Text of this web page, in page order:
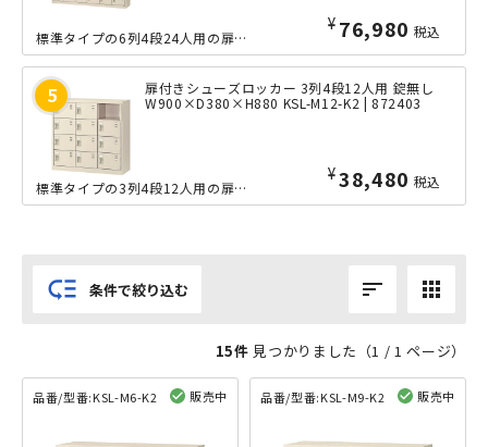
¥ 76,980 税込
標準タイプの6列4段24人用の扉付きシューズロッカーです。中身を見せない収納により、外観を損なわず、来客用のエントランスエリア等にも設置しやすいです。とても頑丈で、耐久性に優れたスチール製のシューズロ...
扉付きシューズロッカー 3列4段12人用 錠無し
W900×D380×H880 KSL-M12-K2 | 872403
¥38,480 税込
標準タイプの3列4段12人用の扉付きシューズロッカーです。中身を見せない収納により、外観を損なわず、来客用のエントランスエリア等にも設置しやすいです。とても頑丈で、耐久性に優れたスチール製のシューズロ...
low_priority 条件で絞り込む sort apps
15件 見つかりました（1 / 1 ページ）
品番/型番:KSL-M6-K2 販売中 品番/型番:KSL-M9-K2 販売中